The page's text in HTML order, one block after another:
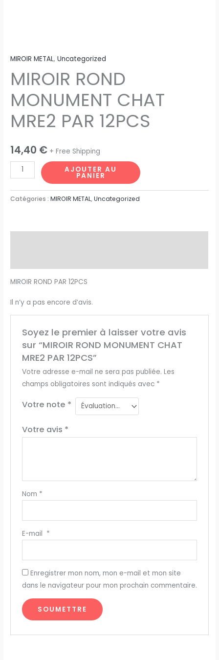
MIROIR METAL,Uncategorized
MIROIR ROND
MONUMENT CHAT
MRE2 PAR 12PCS
14,40 € + Free Shipping
AJOUTER AU
PANIER
Catégories :MIROIR METAL,Uncategorized
MIROIR ROND PAR 12PCS
Il n’y a pas encore d’avis.
Soyez le premier à laisser votre avis
sur “MIROIR ROND MONUMENT CHAT
MRE2 PAR 12PCS”
Votre adresse e-mail ne sera pas publiée. Les
champs obligatoires sont indiqués avec *
Votre note *
Votre avis *
Nom *
E-mail *
Enregistrer mon nom, mon e-mail et mon site
dans le navigateur pour mon prochain commentaire.